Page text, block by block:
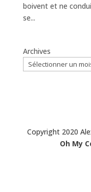
boivent et ne
se...
Archives
Copyright 2020
Oh My